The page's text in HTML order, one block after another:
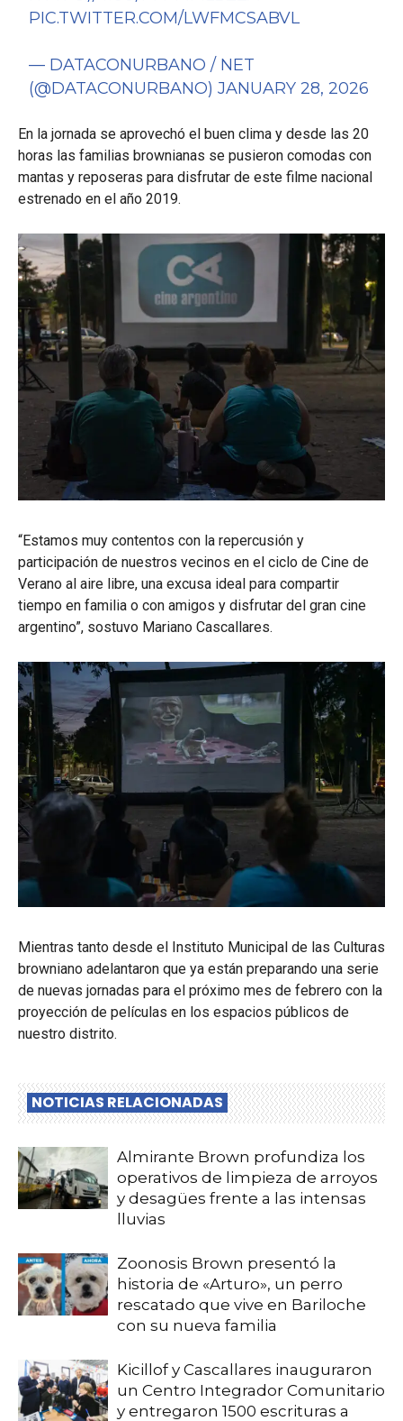
PIC.TWITTER.COM/LWFMCSABVL
— DATACONURBANO / NET
(@DATACONURBANO)JANUARY 28, 2026
En la jornada se aprovechó el buen clima y desde las 20
horas las familias brownianas se pusieron comodas con
mantas y reposeras para disfrutar de este filme nacional
estrenado en el año 2019.
“Estamos muy contentos con la repercusión y
participación de nuestros vecinos en el ciclo de Cine de
Verano al aire libre, una excusa ideal para compartir
tiempo en familia o con amigos y disfrutar del gran cine
argentino”, sostuvo Mariano Cascallares.
Mientras tanto desde el Instituto Municipal de las Culturas
browniano adelantaron que ya están preparando una serie
de nuevas jornadas para el próximo mes de febrero con la
proyección de películas en los espacios públicos de
nuestro distrito.
NOTICIAS RELACIONADAS
Almirante Brown profundiza los
operativos de limpieza de arroyos
y desagües frente a las intensas
lluvias
Zoonosis Brown presentó la
historia de «Arturo», un perro
rescatado que vive en Bariloche
con su nueva familia
Kicillof y Cascallares inauguraron
un Centro Integrador Comunitario
y entregaron 1500 escrituras a